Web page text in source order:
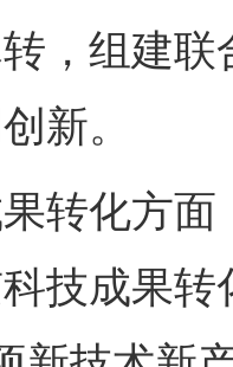
，组建
新。
化方面
技成果